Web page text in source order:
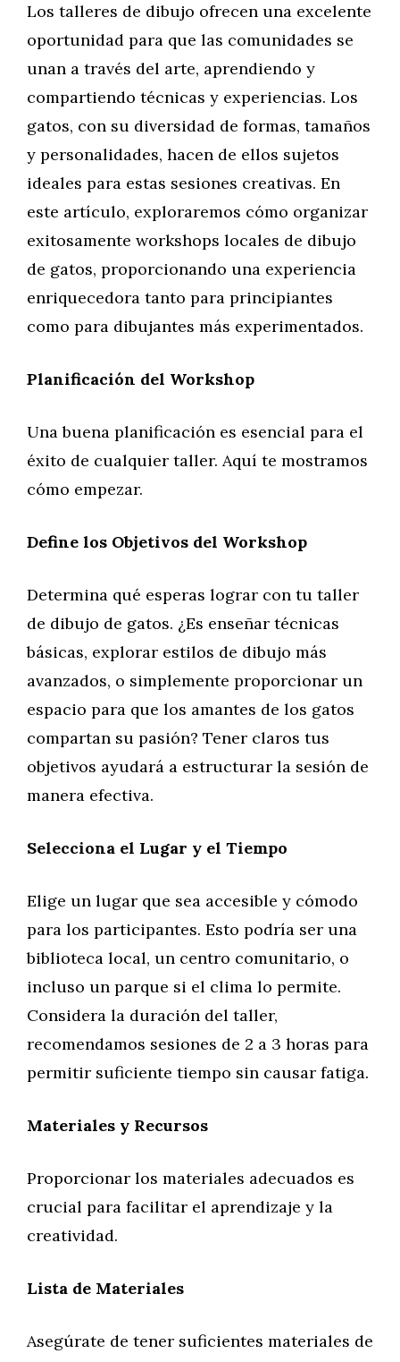
Los talleres de dibujo ofrecen una excelente
oportunidad para que las comunidades se
unan a través del arte, aprendiendo y
compartiendo técnicas y experiencias. Los
gatos, con su diversidad de formas, tamaños
y personalidades, hacen de ellos sujetos
ideales para estas sesiones creativas. En
este artículo, exploraremos cómo organizar
exitosamente workshops locales de dibujo
de gatos, proporcionando una experiencia
enriquecedora tanto para principiantes
como para dibujantes más experimentados.
Planificación del Workshop
Una buena planificación es esencial para el
éxito de cualquier taller. Aquí te mostramos
cómo empezar.
Define los Objetivos del Workshop
Determina qué esperas lograr con tu taller
de dibujo de gatos. ¿Es enseñar técnicas
básicas, explorar estilos de dibujo más
avanzados, o simplemente proporcionar un
espacio para que los amantes de los gatos
compartan su pasión? Tener claros tus
objetivos ayudará a estructurar la sesión de
manera efectiva.
Selecciona el Lugar y el Tiempo
Elige un lugar que sea accesible y cómodo
para los participantes. Esto podría ser una
biblioteca local, un centro comunitario, o
incluso un parque si el clima lo permite.
Considera la duración del taller,
recomendamos sesiones de 2 a 3 horas para
permitir suficiente tiempo sin causar fatiga.
Materiales y Recursos
Proporcionar los materiales adecuados es
crucial para facilitar el aprendizaje y la
creatividad.
Lista de Materiales
Asegúrate de tener suficientes materiales de